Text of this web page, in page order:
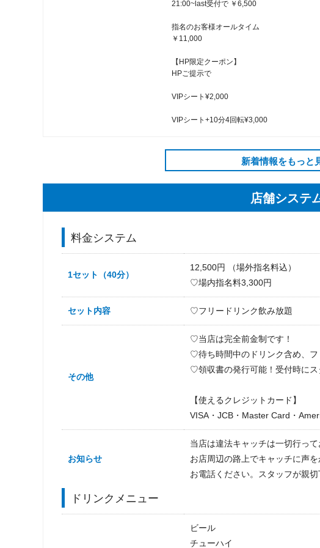
21:00~last受付で ￥6,500
指名のお客様オールタイム
￥11,000
【HP限定クーポン】
HPご提示で
VIPシート¥2,000
VIPシート+10分4回転¥3,000
新着情報をもっと
店舗システ
料金システム
1セット（40分）
12,500円 （場外指名料込）
♡場内指名料3,300円
セット内容 ♡フリードリンク飲み放題
その他
♡当店は完全前金制です！
♡待ち時間中のドリンク含め、
♡領収書の発行可能！受付時に
【使えるクレジットカード】
VISA・JCB・Master Card・
お知らせ
当店は違法キャッチは一切行っ
お店周辺の路上でキャッチに声
お電話ください。スタッフが親
ドリンクメニュー
ビール
チューハイ